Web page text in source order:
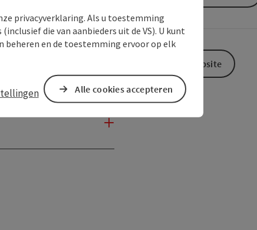
Naar de website
privacyverklaring. Als u toestemming
die van aanbieders uit de VS). U kunt
beheren en de toestemming ervoor op elk
Alle cookies accepteren